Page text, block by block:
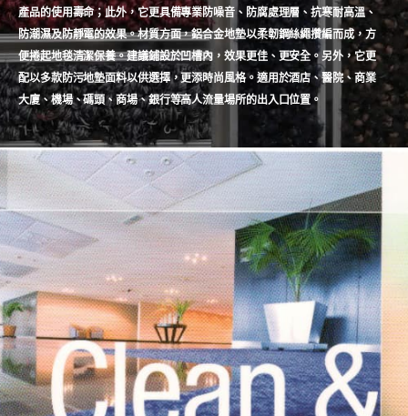
產品的使用壽命；此外，它更具備專業防噪音、防腐處理層、抗寒耐高溫、
防潮濕及防靜電的效果。材質方面，鋁合金地墊以柔韌鋼絲繩攢編而成，方
便捲起地毯清潔保養。建議鋪設於凹槽內，效果更佳、更安全。另外，它更
配以多款防污地墊面料以供選擇，更添時尚風格。適用於酒店、醫院、商業
大廈、機場、碼頭、商場、銀行等高人流量場所的出入口位置。